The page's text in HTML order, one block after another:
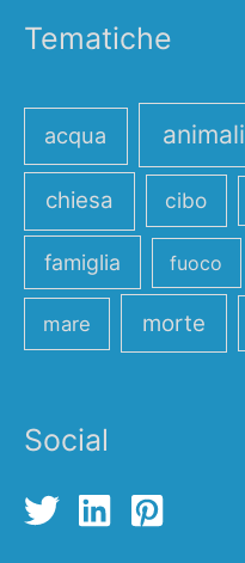
Tematiche
acqua animali
chiesa cibo
famiglia fuoco
mare morte
Social